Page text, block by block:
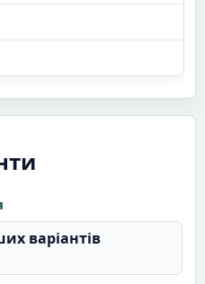
варіантів